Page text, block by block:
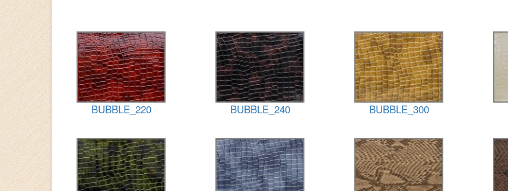
BUBBLE_220 BUBBLE_240 BUBBLE_300